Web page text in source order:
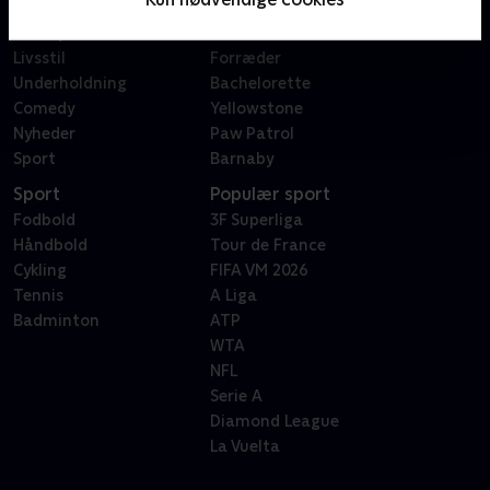
Livsstil
Underholdning
Comedy
Nyheder
Sport
X Factor
Forræder
Bachelorette
Yellowstone
Paw Patrol
Barnaby
Sport
Fodbold
Håndbold
Cykling
Tennis
Badminton
Populær sport
3F Superliga
Tour de France
FIFA VM 2026
A Liga
ATP
WTA
NFL
Serie A
Diamond League
La Vuelta